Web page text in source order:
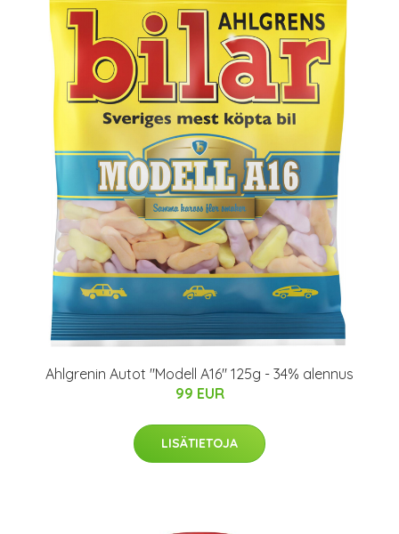
Ahlgrenin Autot "Modell A16" 125g - 34% alennus
99 EUR
LISÄTIETOJA